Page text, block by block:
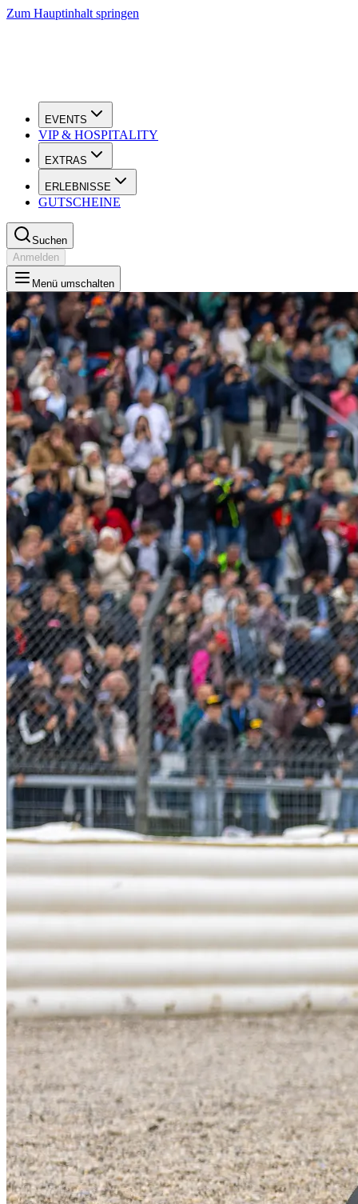
Zum Hauptinhalt springen
EVENTS
VIP & HOSPITALITY
EXTRAS
ERLEBNISSE
GUTSCHEINE
Suchen
Anmelden
Menü umschalten